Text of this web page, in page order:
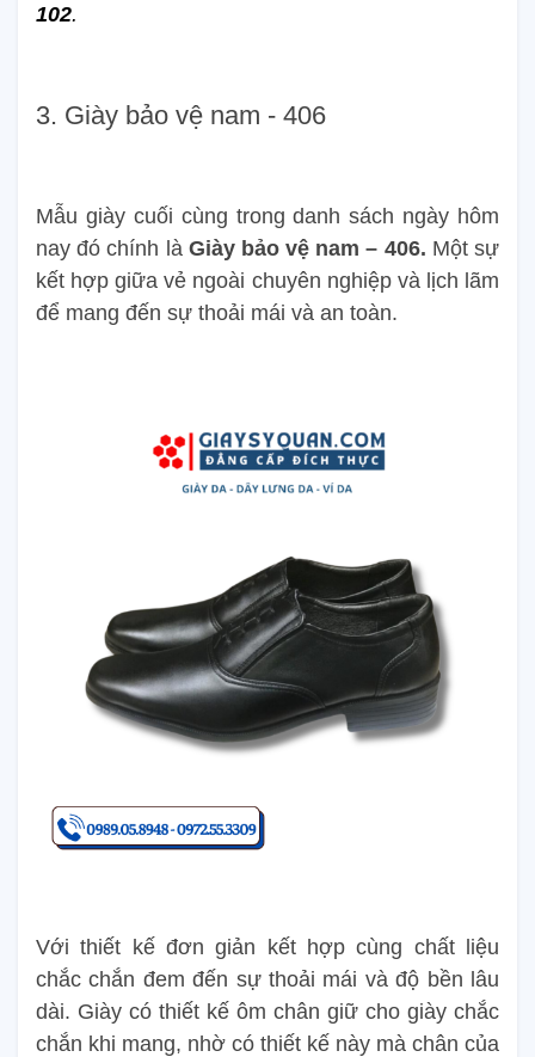
102.
3. Giày bảo vệ nam - 406
Mẫu giày cuối cùng trong danh sách ngày hôm
nay đó chính là Giày bảo vệ nam – 406. Một sự
kết hợp giữa vẻ ngoài chuyên nghiệp và lịch lãm
để mang đến sự thoải mái và an toàn.
Với thiết kế đơn giản kết hợp cùng chất liệu
chắc chắn đem đến sự thoải mái và độ bền lâu
dài. Giày có thiết kế ôm chân giữ cho giày chắc
chắn khi mang, nhờ có thiết kế này mà chân của